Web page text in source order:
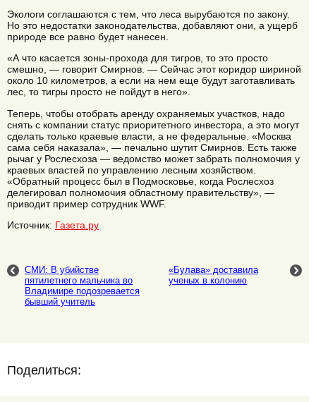
Экологи соглашаются с тем, что леса вырубаются по закону.
Но это недостатки законодательства, добавляют они, а ущерб
природе все равно будет нанесен.
«А что касается зоны-прохода для тигров, то это просто
смешно, — говорит Смирнов. — Сейчас этот коридор шириной
около 10 километров, а если на нем еще будут заготавливать
лес, то тигры просто не пойдут в него».
Теперь, чтобы отобрать аренду охраняемых участков, надо
снять с компании статус приоритетного инвестора, а это могут
сделать только краевые власти, а не федеральные. «Москва
сама себя наказала», — печально шутит Смирнов. Есть также
рычаг у Рослесхоза — ведомство может забрать полномочия у
краевых властей по управлению лесным хозяйством.
«Обратный процесс был в Подмосковье, когда Рослесхоз
делегировал полномочия областному правительству», —
приводит пример сотрудник WWF.
Источник: Газета.ру
СМИ: В убийстве
пятилетнего мальчика во
Владимире подозревается
бывший учитель
«Булава» доставила
ученых в колонию
Поделиться: